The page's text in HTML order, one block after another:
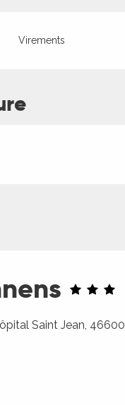
Virements
Saint Jean, 46600